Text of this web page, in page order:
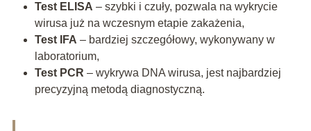
Test ELISA – szybki i czuły, pozwala na wykrycie
wirusa już na wczesnym etapie zakażenia,
Test IFA – bardziej szczegółowy, wykonywany w
laboratorium,
Test PCR – wykrywa DNA wirusa, jest najbardziej
precyzyjną metodą diagnostyczną.